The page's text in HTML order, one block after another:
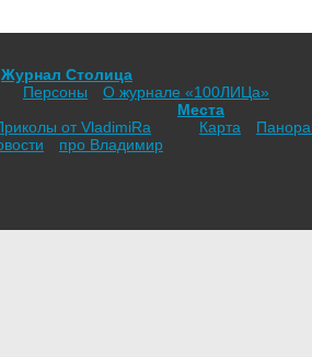
Журнал Столица
Персоны
О журнале «100ЛИЦа»
от VladimiRа
Места
Карта
про Владимир